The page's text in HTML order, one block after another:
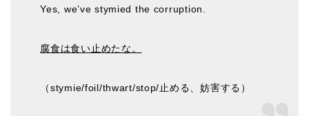
Yes, we’ve stymied the corruption.
腐食は食い止めたな。
（stymie/foil/thwart/stop/止める、妨害する）